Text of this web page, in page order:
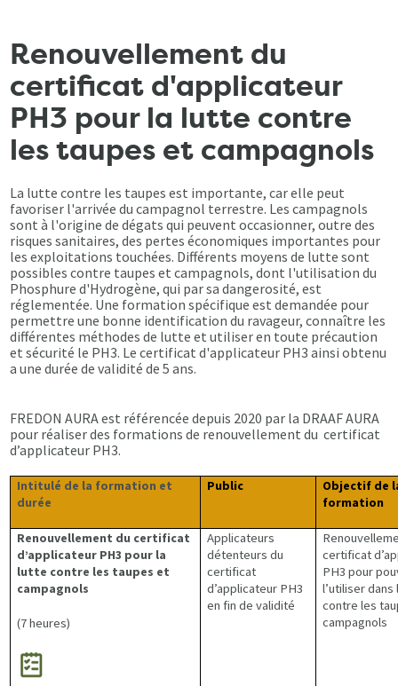
Renouvellement du
certificat d'applicateur
PH3 pour la lutte contre
les taupes et campagnols
La lutte contre les taupes est importante, car elle peut
favoriser l'arrivée du campagnol terrestre. Les campagnols
sont à l'origine de dégats qui peuvent occasionner, outre des
risques sanitaires, des pertes économiques importantes pour
les exploitations touchées. Différents moyens de lutte sont
possibles contre taupes et campagnols, dont l'utilisation du
Phosphure d'Hydrogène, qui par sa dangerosité, est
réglementée. Une formation spécifique est demandée pour
permettre une bonne identification du ravageur, connaître les
différentes méthodes de lutte et utiliser en toute précaution
et sécurité le PH3. Le certificat d'applicateur PH3 ainsi obtenu
a une durée de validité de 5 ans.
FREDON AURA est référencée depuis 2020 par la DRAAF AURA
pour réaliser des formations de renouvellement du certificat
d’applicateur PH3.
Intitulé de la formation et
durée
Public
Objectif de
formation
Renouvellement du certificat
d’applicateur PH3 pour la
lutte contre les taupes et
campagnols
(7 heures)
Applicateurs
détenteurs du
certificat
d’applicateur PH3
en fin de validité
certificat
PH3 pour
l’utiliser
contre les
campagnols